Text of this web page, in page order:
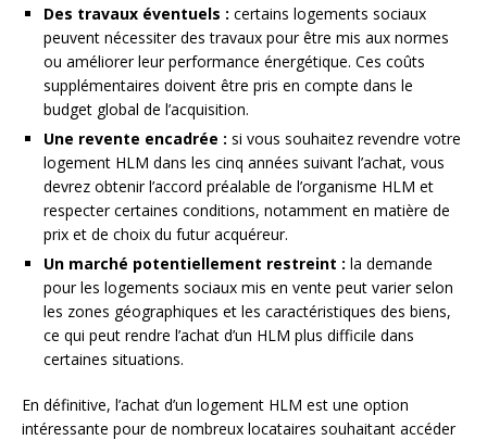
Des travaux éventuels : certains logements sociaux
peuvent nécessiter des travaux pour être mis aux normes
ou améliorer leur performance énergétique. Ces coûts
supplémentaires doivent être pris en compte dans le
budget global de l’acquisition.
Une revente encadrée : si vous souhaitez revendre votre
logement HLM dans les cinq années suivant l’achat, vous
devrez obtenir l’accord préalable de l’organisme HLM et
respecter certaines conditions, notamment en matière de
prix et de choix du futur acquéreur.
Un marché potentiellement restreint : la demande
pour les logements sociaux mis en vente peut varier selon
les zones géographiques et les caractéristiques des biens,
ce qui peut rendre l’achat d’un HLM plus difficile dans
certaines situations.
En définitive, l’achat d’un logement HLM est une option
intéressante pour de nombreux locataires souhaitant accéder